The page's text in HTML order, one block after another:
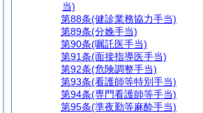
当)
第88条(健診業務協力手当)
第89条(分娩手当)
第90条(嘱託医手当)
第91条(面接指導医手当)
第92条(危険調整手当)
第93条(看護師等特別手当)
第94条(専門看護師等手当)
第95条(準夜勤等麻酔手当)